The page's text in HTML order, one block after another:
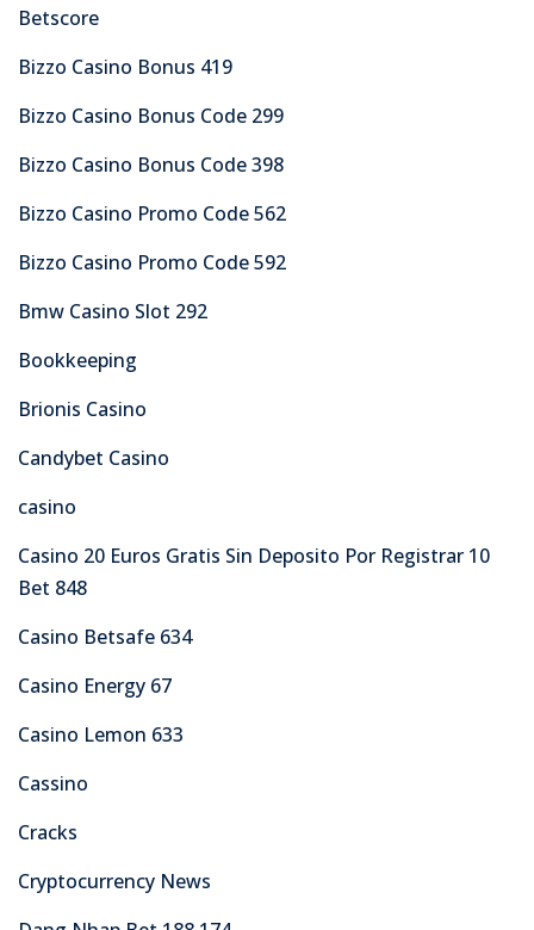
Betscore
Bizzo Casino Bonus 419
Bizzo Casino Bonus Code 299
Bizzo Casino Bonus Code 398
Bizzo Casino Promo Code 562
Bizzo Casino Promo Code 592
Bmw Casino Slot 292
Bookkeeping
Brionis Casino
Candybet Casino
casino
Casino 20 Euros Gratis Sin Deposito Por Registrar 10
Bet 848
Casino Betsafe 634
Casino Energy 67
Casino Lemon 633
Cassino
Cracks
Cryptocurrency News